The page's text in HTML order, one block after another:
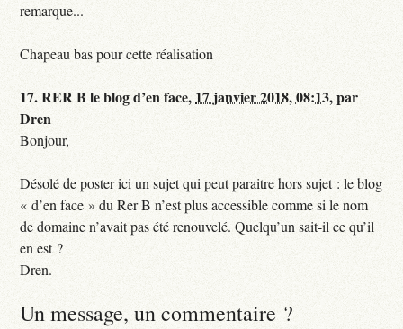
remarque...
Chapeau bas pour cette réalisation
17.RER B le blog d’en face, 17 janvier 2018, 08:13,par
Dren
Bonjour,
Désolé de poster ici un sujet qui peut paraitre hors sujet : le blog
« d’en face » du Rer B n’est plus accessible comme si le nom
de domaine n’avait pas été renouvelé. Quelqu’un sait-il ce qu’il
en est ?
Dren.
Un message, un commentaire ?